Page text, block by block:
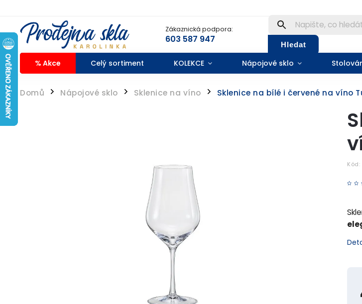
Zákaznická podpora:
603 587 947 Hledat
% Akce Celý sortiment KOLEKCE Nápojové sklo
Domů / Nápojové sklo / Sklenice na víno / Sklenice na bílé i červené na víno
Kód: